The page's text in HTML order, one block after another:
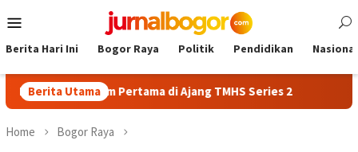
to
Menu
Berita Hari Ini Bogor Raya Politik Pendidikan Nasional
Berita Utama
Podium Pertama di Ajang TMHS Series 2 AFKAB Bogor
Home Bogor Raya